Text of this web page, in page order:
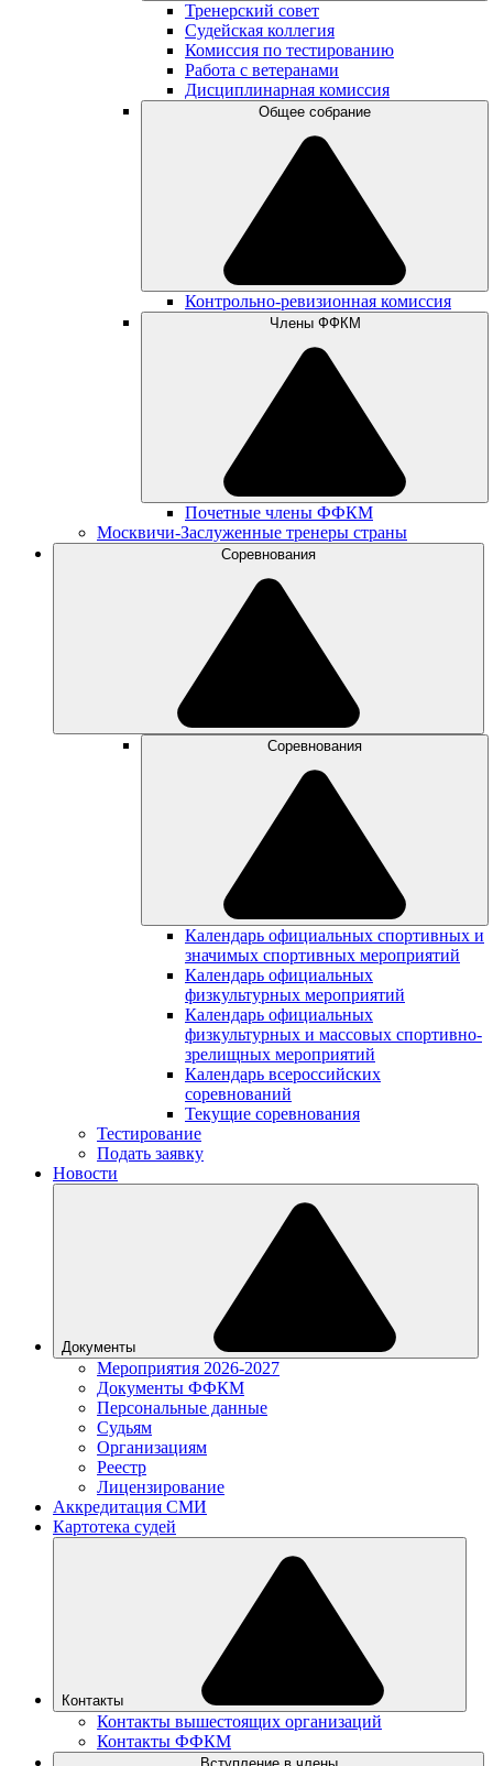
Тренерский совет
Судейская коллегия
Комиссия по тестированию
Работа с ветеранами
Дисциплинарная комиссия
Общее собрание
Контрольно-ревизионная комиссия
Члены ФФКМ
Почетные члены ФФКМ
Москвичи-Заслуженные тренеры страны
Соревнования
Соревнования
Календарь официальных спортивных и
значимых спортивных мероприятий
Календарь официальных
физкультурных мероприятий
Календарь официальных
физкультурных и массовых спортивно-
зрелищных мероприятий
Календарь всероссийских
соревнований
Текущие соревнования
Тестирование
Подать заявку
Новости
Документы
Мероприятия 2026-2027
Документы ФФКМ
Персональные данные
Судьям
Организациям
Реестр
Лицензирование
Аккредитация СМИ
Картотека судей
Контакты
Контакты вышестоящих организаций
Контакты ФФКМ